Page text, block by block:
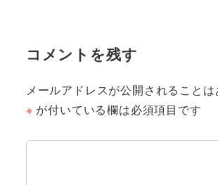
コメントを残す
メールアドレスが公開されることは
※ が付いている欄は必須項目です